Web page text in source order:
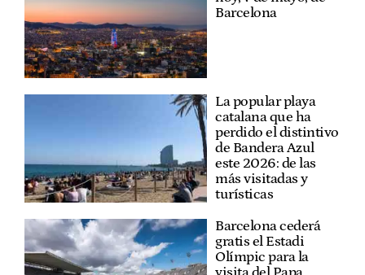
Barcelona
La popular playa
catalana que ha
perdido el distintivo
de Bandera Azul
este 2026: de las
más visitadas y
turísticas
Barcelona cederá
gratis el Estadi
Olímpic para la